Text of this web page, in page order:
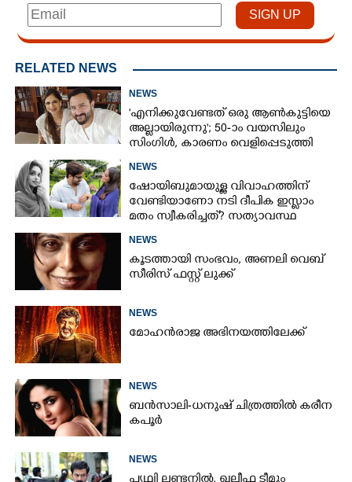
RELATED NEWS
NEWS
'എനിക്കുവേണ്ടത് ഒരു ആൺകുട്ടിയെ
അല്ലായിരുന്നു'; 50-ാം വയസിലും
സിംഗിൾ, കാരണം വെളിപ്പെടുത്തി
NEWS
ഷോയിബുമായുള്ള വിവാഹത്തിന്
വേണ്ടിയാണോ നടി ദീപിക ഇസ്ലാം
മതം സ്വീകരിച്ചത്? സത്യാവസ്ഥ
NEWS
കൂടത്തായി സംഭവം, അണലി വെബ്
സീരിസ് ഫസ്റ്റ് ലുക്ക്
NEWS
മോഹൻരാജ അഭിനയത്തിലേക്ക്
NEWS
ബൻസാലി-ധനുഷ് ചിത്രത്തിൽ കരീന
കപൂർ
NEWS